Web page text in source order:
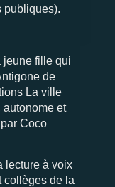
publiques).
jeune fille qui
de
La ville
autonome et
Coco
lecture à voix
collèges de la